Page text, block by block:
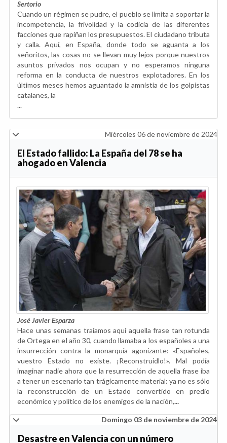
Sertorio
Cuando un régimen se pudre, el pueblo se limita a soportar la
incompetencia, la frivolidad y la codicia de las diferentes
facciones que rapiñan los presupuestos. El ciudadano tributa
y calla. Aquí, en España, donde todo se aguanta a los
señoritos, las cosas no se llevan muy lejos porque nuestros
asuntos privados nos ocupan y no esperamos ninguna
reforma en la conducta de nuestros explotadores. En los
últimos meses hemos aguantado la amnistía de los golpistas
catalanes, la
...
Miércoles 06 de noviembre de 2024
El Estado fallido: La España del 78 se ha
ahogado en Valencia
José Javier Esparza
Hace unas semanas traíamos aquí aquella frase tan rotunda
de Ortega en el año 30, cuando llamaba a los españoles a una
insurrección contra la monarquía agonizante: «Españoles,
vuestro Estado no existe. ¡Reconstruidlo!». Mal podía
imaginar nadie ahora que la resurrección de aquella frase iba
a tener un escenario tan trágicamente material: ya no es sólo
la reconstrucción de un Estado convertido en predio
económico y político de los enemigos de la nación,...
Domingo 03 de noviembre de 2024
Desastre en Valencia con un número